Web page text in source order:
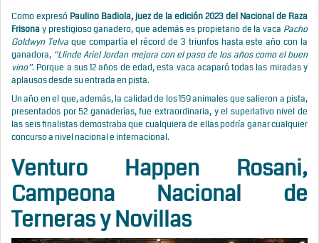
Como expresó Paulino Badiola, juez de la edición 2023del Nacional de Raza
Frisonay prestigioso ganadero, que además es propietario de la vaca Pacho
Goldwyn Telvaque compartía el récord de 3 triunfos hasta este año con la
ganadora, “Llinde Ariel Jordan mejora con el paso de los años como el buen
vino”. Porque a sus 12 años de edad, esta vaca acaparó todas las miradas y
aplausos desde su entrada en pista.
Un año en el que, además, la calidad de los 159 animales que salieron a pista,
presentados por 52 ganaderías, fue extraordinaria, y el superlativo nivel de
las seis finalistas demostraba que cualquiera de ellas podría ganar cualquier
concurso a nivel nacional e internacional.
Venturo Happen Rosani,
Campeona Nacional de
Terneras y Novillas